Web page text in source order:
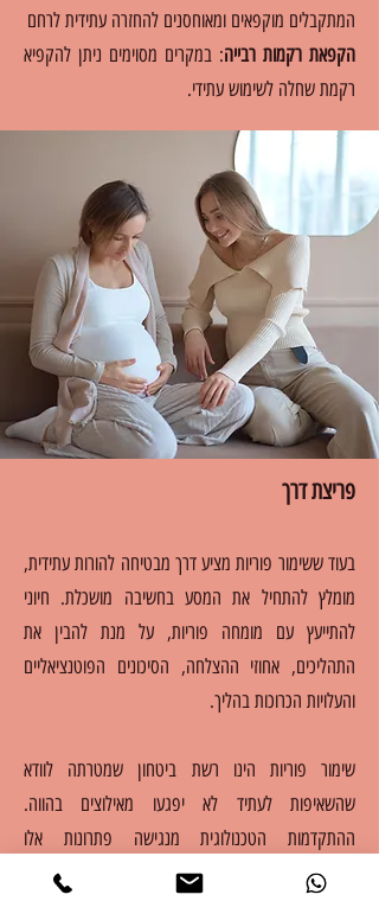
המתקבלים מוקפאים ומאוחסנים להחזרה עתידית לרחם
הקפאת רקמות רבייה: במקרים מסוימים ניתן להקפיא
רקמת שחלה לשימוש עתידי.
פריצת דרך
בעוד ששימור פוריות מציע דרך מבטיחה להורות עתידית,
מומלץ להתחיל את המסע בחשיבה מושכלת. חיוני
להתייעץ עם מומחה פוריות, על מנת להבין את
התהליכים, אחוזי ההצלחה, הסיכונים הפוטנציאליים
והעלויות הכרוכות בהליך.
שימור פוריות הינו רשת ביטחון שמטרתה לוודא
שהשאיפות לעתיד לא יפגעו מאילוצים בהווה.
ההתקדמות הטכנולוגית מנגישה פתרונות אלו
לאוכלוסיות הולכות וגדלות.